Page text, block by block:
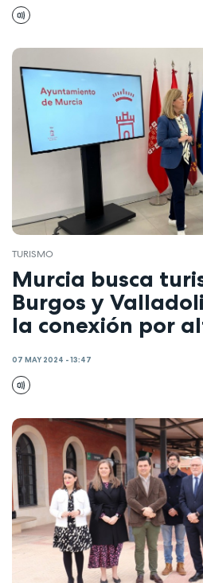
TURISMO
Murcia busca
Burgos y
la conexión por
07 MAY 2024 - 13:47